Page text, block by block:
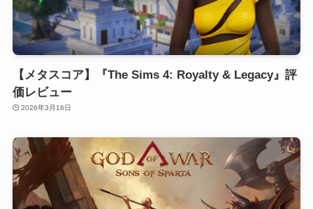
【メタスコア】『The Sims 4: Royalty & Legacy』評
価レビュー
2026年3月16日